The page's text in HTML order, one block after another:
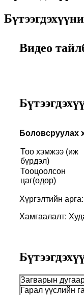
Видео
Боловсруулах
Тоо хэмжээ (иж
бүрдэл)
Тооцоолсон
цаг(өдөр)
Хүргэлтийн
Хамгаалалт:
Загварын
Гарал үүслийн